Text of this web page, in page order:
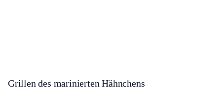
Grillen des marinierten Hähnchens